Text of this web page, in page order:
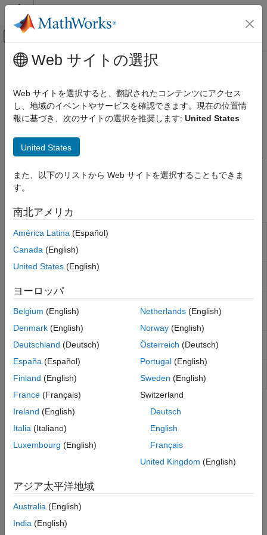
コンテンツへスキップ
オフキャンバス ナビゲーション メ
ドキュメンテーションのホーム
Simulink Real-Time
Model Preparation for Real-Time Execution
カテゴリ
CAN and CAN-FD Message (CAN) Protocol
Blocks
LIN Protocol Blocks
EtherCAT Protocol Blocks
Ethernet (IP) Protocol Blocks
J1939 Protocol Blocks
Precision Time Protocol (PTP) Blocks
TCP (IP) Protocol Blocks
Serial Port (RS232) Protocol Blocks
XCP CAN, XCP CAN FD, XCP UDP (XCP)
Protocol Blocks
メインコンテンツ
J1939 Protocol Blocks
Data acquisition with J1939 protocol running over CAN
To communicate with J1939-compatible devices, use the J1939
compatible with standard bus architectures, such as PCI. For
more information about the J1939 standard, see
SeeSAE J1939 Blocks
Blocks
J1939
Configuration
Define J1939 network configuration name
J1939 Node
Configure J1939 node with address and
J1939 CAN
Transport
Generate and consume J1939 messages
that are transported by CAN hardware
J1939
Receive
Receive J1939 parameter group messages
J1939
Transmit
Transmit J1939 message
Topics
SAE J1939 Blocks
Sending and receiving messages over a J1939 network.
www.sae.org
CAN and CAN-FD Message (CAN) Protocol Blocks
Web サイトの選択
Web サイトを選択すると、翻訳されたコンテンツにアクセス
し、地域のイベントやサービスを確認できます。現在の位置情
報に基づき、次のサイトの選択を推奨します: United States
United States
また、以下のリストから Web サイトを選択することもできま
す。
南北アメリカ
América Latina (Español)
Canada (English)
United States (English)
ヨーロッパ
Belgium (English)
Denmark (English)
Deutschland (Deutsch)
España (Español)
Finland (English)
France (Français)
Ireland (English)
Italia (Italiano)
Luxembourg (English)
Netherlands(English)
Norway(English)
Österreich (Deutsch)
Portugal(English)
Sweden (English)
Switzerland
Deutsch
English
Français
United Kingdom (English)
アジア太平洋地域
Australia (English)
India (English)